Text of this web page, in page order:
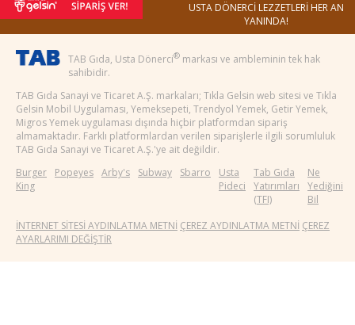
USTA DÖNERCİ LEZZETLERİ HER AN
YANINDA!
TAB Gıda, Usta Dönerci® markası ve ambleminin tek hak
sahibidir.
TAB Gıda Sanayi ve Ticaret A.Ş. markaları; Tıkla Gelsin web sitesi ve Tıkla
Gelsin Mobil Uygulaması, Yemeksepeti, Trendyol Yemek, Getir Yemek,
Migros Yemek uygulaması dışında hiçbir platformdan sipariş
almamaktadır. Farklı platformlardan verilen siparişlerle ilgili sorumluluk
TAB Gıda Sanayi ve Ticaret A.Ş.'ye ait değildir.
Burger
King
Popeyes Arby's Subway Sbarro
Usta
Pideci
Tab Gıda
Yatırımları
(TFI)
Ne
Yediğini
Bil
İNTERNET SİTESİ AYDINLATMA METNİ ÇEREZ AYDINLATMA METNİ ÇEREZ
AYARLARIMI DEĞİŞTİR